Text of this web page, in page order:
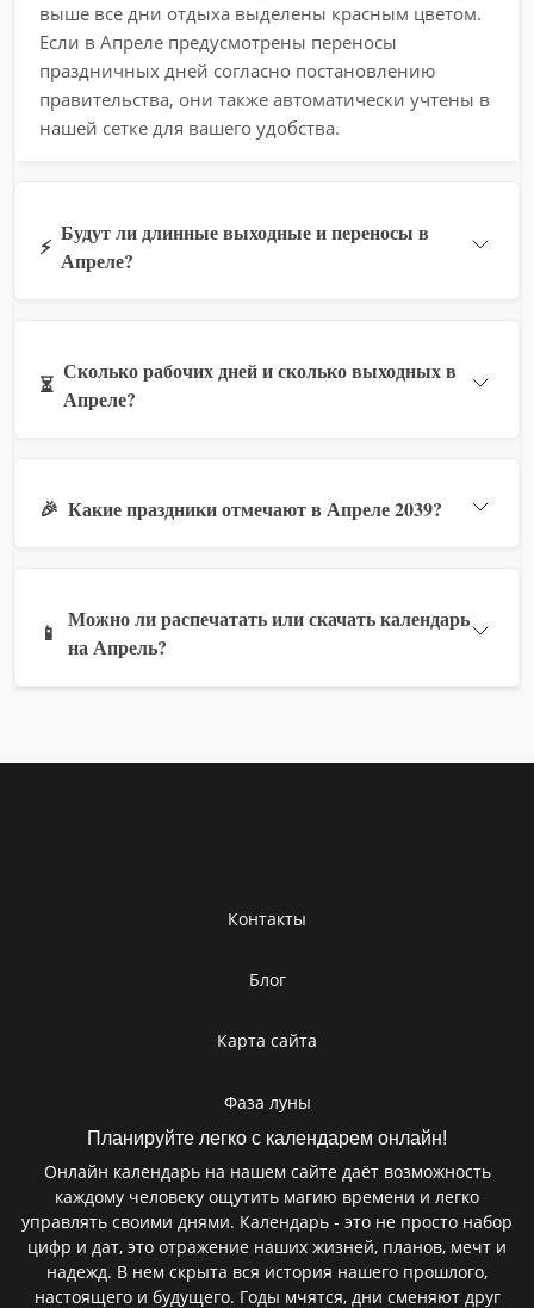
выше все дни отдыха выделены красным цветом.
Если в Апреле предусмотрены переносы
праздничных дней согласно постановлению
правительства, они также автоматически учтены в
нашей сетке для вашего удобства.
⚡
Будут ли длинные выходные и переносы в
Апреле?
⏳
Сколько рабочих дней и сколько выходных в
Апреле?
🎉 Какие праздники отмечают в Апреле 2039?
📱
Можно ли распечатать или скачать календарь
на Апрель?
Контакты
Блог
Карта сайта
Фаза луны
Планируйте легко с календарем онлайн!
Онлайн календарь на нашем сайте даёт возможность
каждому человеку ощутить магию времени и легко
управлять своими днями. Календарь - это не просто набор
цифр и дат, это отражение наших жизней, планов, мечт и
надежд. В нем скрыта вся история нашего прошлого,
настоящего и будущего. Годы мчятся, дни сменяют друг